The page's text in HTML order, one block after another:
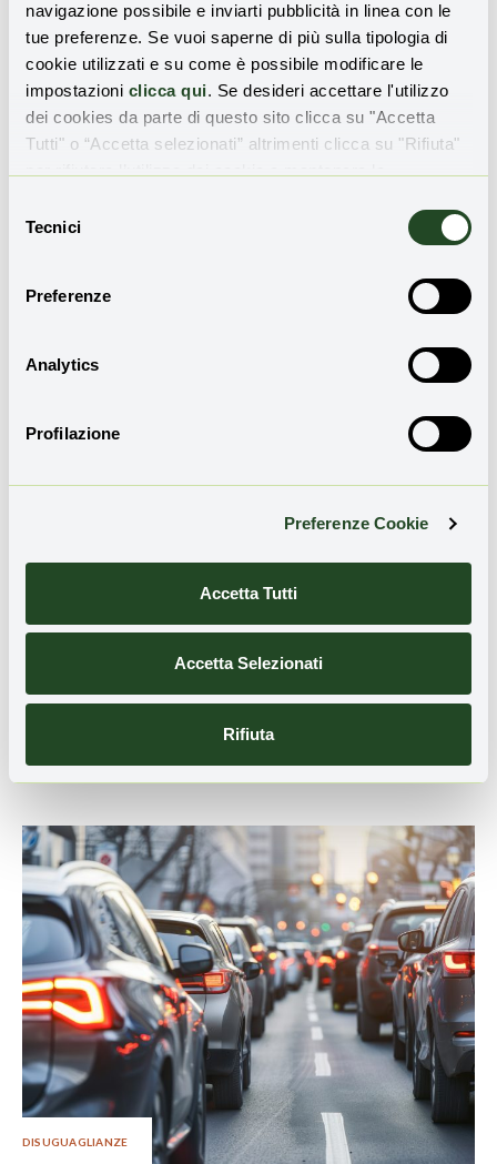
navigazione possibile e inviarti pubblicità in linea con le
tue preferenze. Se vuoi saperne di più sulla tipologia di
cookie utilizzati e su come è possibile modificare le
impostazioni clicca qui. Se desideri accettare l'utilizzo
dei cookies da parte di questo sito clicca su "Accetta
Tutti" o “Accetta selezionati” altrimenti clicca su "Rifiuta"
delTecnici
Preferenze
Analytics
Profilazione
Preferenze Cookie
Accetta Tutti
Accetta Selezionati
Rifiuta
GPP, la spesa green del settore
pubblico procede ancora a
piccoli passi
L’Italia verde a metà, tra record
sfida ambientale del Belpaese
Dal 17 gennaio è in vigore il
Trattato Onu sull’Alto Mare
Ultime Notizie
DISUGUAGLIANZE